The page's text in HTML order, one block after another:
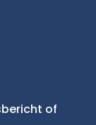
of